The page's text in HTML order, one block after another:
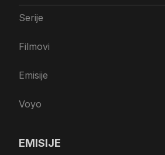
Serije
Filmovi
Emisije
Voyo
EMISIJE